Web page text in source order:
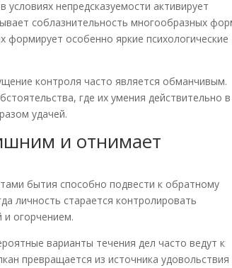
непредсказуемости активирует
соблазнительность многообразных
формирует особенно яркие психологические
контроля часто является обманчивым.
где их умения действительно в
удачей.
и отнимает
бытия способно подвести к обратному
личность старается контролировать
и огорчением.
варианты течения дел часто ведут к
превращается из источника удовольствия